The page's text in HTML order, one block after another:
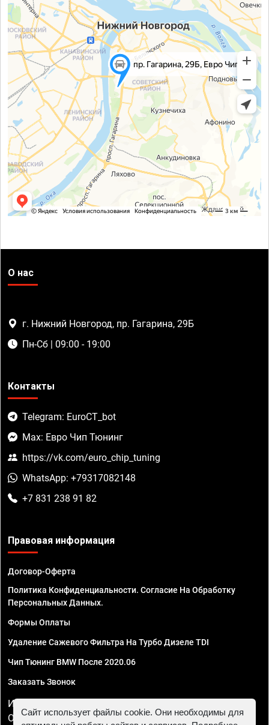
О нас
г. Нижний Новгород, пр. Гагарина, 29Б
Пн-Сб | 09:00 - 19:00
Контакты
Telegram: EuroCT_bot
Max: Евро Чип Тюнинг
https://vk.com/euro_chip_tuning
WhatsApp: +79317082148
+7 831 238 91 82
Правовая информация
Договор-Оферта
Политика Конфиденциальности. Согласие На Обработку
Персональных Данных.
Формы Оплаты
Удаление Сажевого Фильтра На Турбо Дизеле TDI
Чип Тюнинг BMW После 2020.06
Заказать Звонок
ИП Смирнов Георгий Павлович. ИНН 781302555843,
ОГРНИП 324470400032610
Сайт использует файлы cookie. Они необходимы для